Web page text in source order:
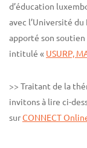
d’éducation
avec l’Université
apporté son
intitulé « USURP,
>> Traitant de la
invitons à lire ci-
surCONNECT